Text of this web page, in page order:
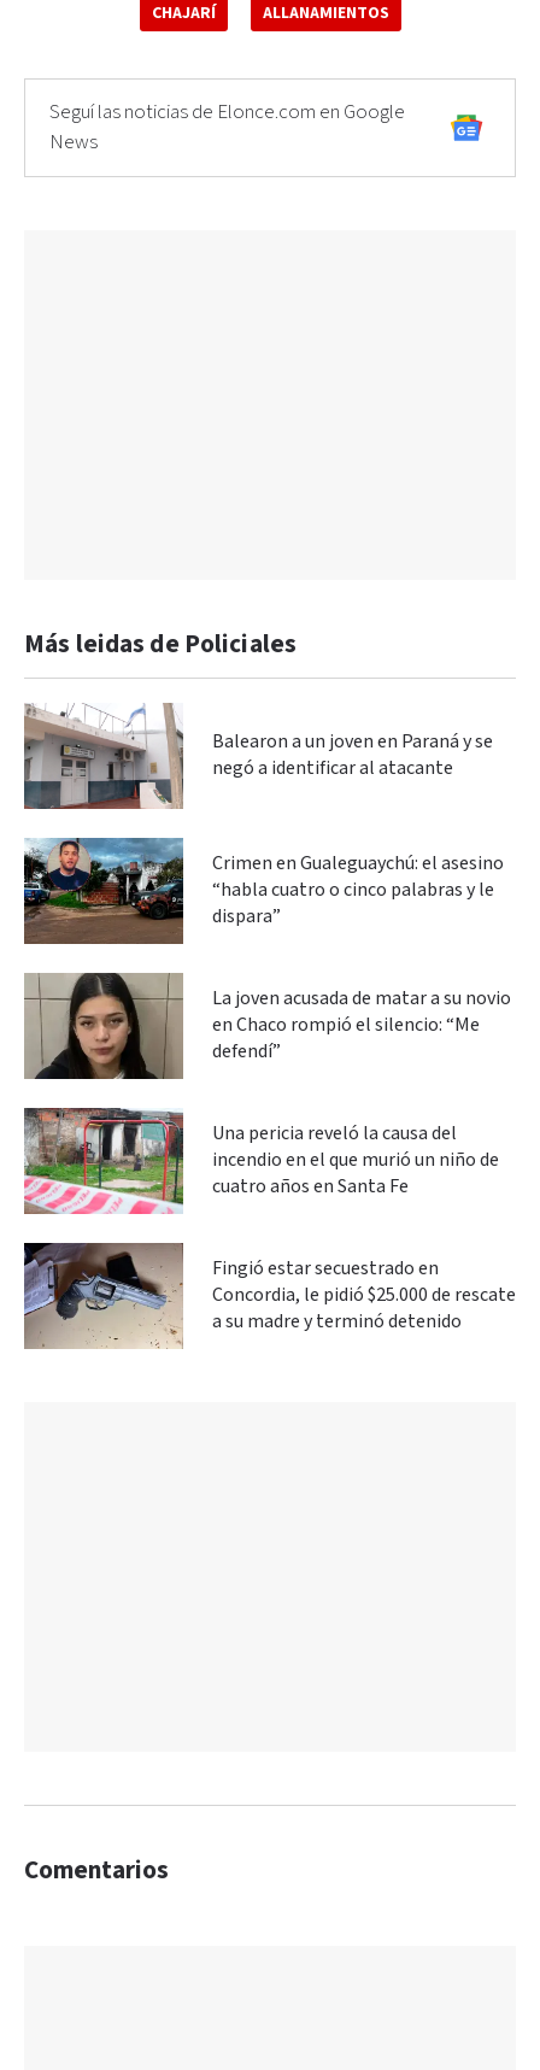
CHAJARÍ ALLANAMIENTOS
Seguí las noticias de Elonce.com en Google
News
Más leidas de Policiales
Balearon a un joven en Paraná y se
negó a identificar al atacante
Crimen en Gualeguaychú: el asesino
“habla cuatro o cinco palabras y le
dispara”
La joven acusada de matar a su novio
en Chaco rompió el silencio: “Me
defendí”
Una pericia reveló la causa del
incendio en el que murió un niño de
cuatro años en Santa Fe
Fingió estar secuestrado en
Concordia, le pidió $25.000 de rescate
a su madre y terminó detenido
Comentarios